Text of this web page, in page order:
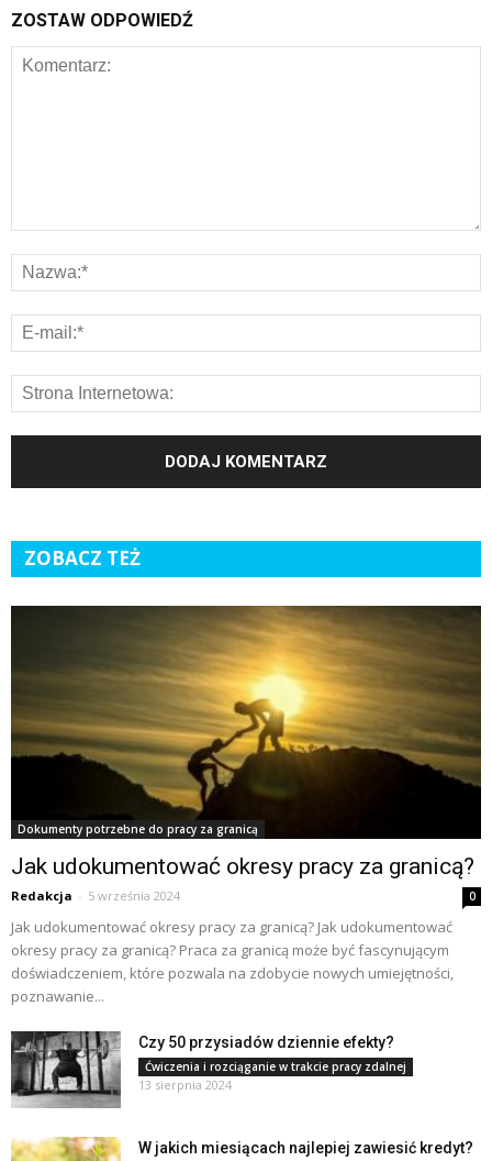
ZOSTAW ODPOWIEDŹ
ZOBACZ TEŻ
Dokumenty potrzebne do pracy za granicą
Jak udokumentować okresy pracy za granicą?
Redakcja - 5 września 2024 0
Jak udokumentować okresy pracy za granicą? Jak udokumentować
okresy pracy za granicą? Praca za granicą może być fascynującym
doświadczeniem, które pozwala na zdobycie nowych umiejętności,
poznawanie...
Czy 50 przysiadów dziennie efekty?
Ćwiczenia i rozciąganie w trakcie pracy zdalnej
13 sierpnia 2024
W jakich miesiącach najlepiej zawiesić kredyt?